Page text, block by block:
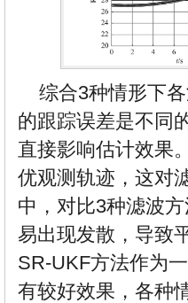
综合3种情形下
的跟踪误差是不同
直接影响估计效果
优观测轨迹，这对
中，对比3种滤波
易出现发散，导致
SR-UKF方法作为
有较好效果，各种